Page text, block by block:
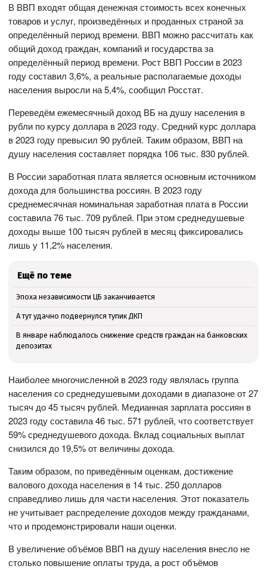
В ВВП входят общая денежная стоимость всех конечных
товаров и услуг, произведённых и проданных страной за
определённый период времени. ВВП можно рассчитать как
общий доход граждан, компаний и государства за
определённый период времени. Рост ВВП России в 2023
году составил 3,6%, а реальные располагаемые доходы
населения выросли на 5,4%, сообщил Росстат.
Переведём ежемесячный доход ВБ на душу населения в
рубли по курсу доллара в 2023 году. Средний курс доллара
в 2023 году превысил 90 рублей. Таким образом, ВВП на
душу населения составляет порядка 106 тыс. 830 рублей.
В России заработная плата является основным источником
дохода для большинства россиян. В 2023 году
среднемесячная номинальная заработная плата в России
составила 76 тыс. 709 рублей. При этом среднедушевые
доходы выше 100 тысяч рублей в месяц фиксировались
лишь у 11,2% населения.
Ещё по теме
Эпоха независимости ЦБ заканчивается
А тут удачно подвернулся тупик ДКП
В январе наблюдалось снижение средств граждан на банковских
депозитах
Наиболее многочисленной в 2023 году являлась группа
населения со среднедушевыми доходами в диапазоне от 27
тысяч до 45 тысяч рублей. Медианная зарплата россиян в
2023 году составила 46 тыс. 571 рублей, что соответствует
59% среднедушевого дохода. Вклад социальных выплат
снизился до 19,5% от величины дохода.
Таким образом, по приведённым оценкам, достижение
валового дохода населения в 14 тыс. 250 долларов
справедливо лишь для части населения. Этот показатель
не учитывает распределение доходов между гражданами,
что и продемонстрировали наши оценки.
В увеличение объёмов ВВП на душу населения внесло не
столько повышение оплаты труда, а рост объёмов